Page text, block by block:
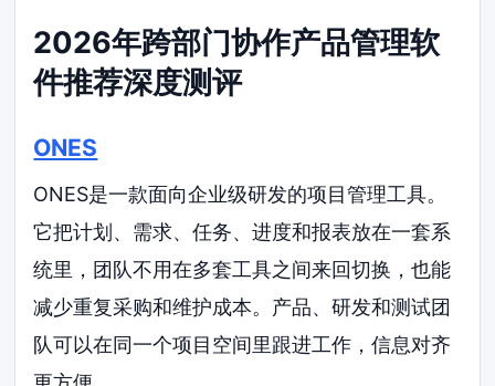
2026年跨部门协作产品管理软
件推荐深度测评
ONES
ONES是一款面向企业级研发的项目管理工具。
它把计划、需求、任务、进度和报表放在一套系
统里，团队不用在多套工具之间来回切换，也能
减少重复采购和维护成本。产品、研发和测试团
队可以在同一个项目空间里跟进工作，信息对齐